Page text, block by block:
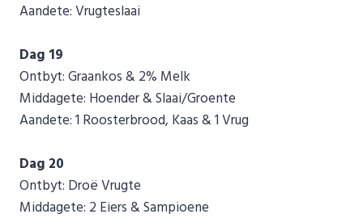
Aandete: Vrugteslaai
Dag 19
Ontbyt: Graankos & 2% Melk
Middagete: Hoender & Slaai/Groente
Aandete: 1 Roosterbrood, Kaas & 1 Vrug
Dag 20
Ontbyt: Droë Vrugte
Middagete: 2 Eiers & Sampioene